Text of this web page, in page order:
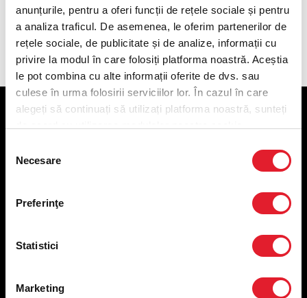
anunțurile, pentru a oferi funcții de rețele sociale și pentru
a analiza traficul. De asemenea, le oferim partenerilor de
rețele sociale, de publicitate și de analize, informații cu
privire la modul în care folosiți platforma noastră. Aceștia
le pot combina cu alte informații oferite de dvs. sau
culese în urma folosirii serviciilor lor. În cazul în care
alegeți să continuați să utilizați platforma noastră, sunteți
consimțământului
Necesare
Preferinţe
Statistici
Marketing
Meniu livrare
Abonare Newsletter
Utile
Politica privind prelucrarea datelor